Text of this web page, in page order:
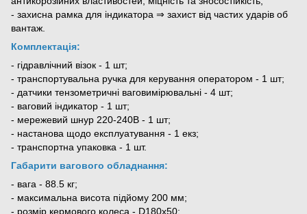
- захисна рамка для індикатора ⇒ захист від частих ударів об
вантаж.
Комплектація:
- гідравлічний візок - 1 шт;
- транспортувальна ручка для керування оператором - 1 шт;
- датчики тензометричні ваговимірювальні - 4 шт;
- ваговий індикатор - 1 шт;
- мережевий шнур 220-240В - 1 шт;
- настанова щодо експлуатування - 1 екз;
- транспортна упаковка - 1 шт.
Габарити вагового обладнання:
- вага - 88.5 кг;
- максимальна висота підйому 200 мм;
- розмір кермового колеса - D180х50;